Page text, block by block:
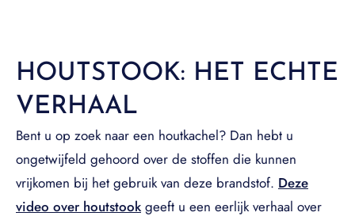
HOUTSTOOK: HET ECHTE
VERHAAL
Bent u op zoek naar een houtkachel? Dan hebt u
ongetwijfeld gehoord over de stoffen die kunnen
vrijkomen bij het gebruik van deze brandstof. Deze
video over houtstook geeft u een eerlijk verhaal over